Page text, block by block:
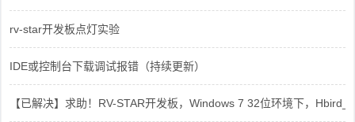
rv-star开发板点灯实验
IDE或控制台下载调试报错（持续更新）
【已解决】求助！RV-STAR开发板，Windows 7 32位环境下，